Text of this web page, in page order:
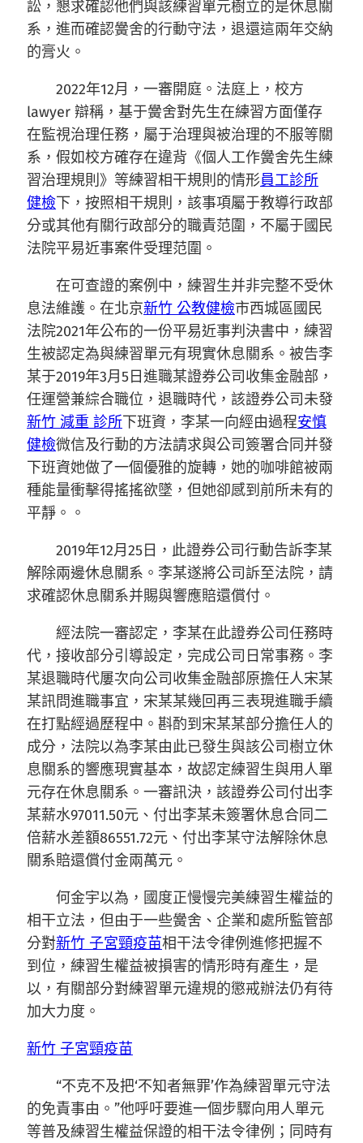
訟，懇求確認他們與該練習單元樹立的是休息關
系，進而確認黌舍的行動守法，退還這兩年交納
的膏火。
2022年12月，一審開庭。法庭上，校方
lawyer 辯稱，基于黌舍對先生在練習方面僅存
在監視治理任務，屬于治理與被治理的不服等關
系，假如校方確存在違背《個人工作黌舍先生練
習治理規則》等練習相干規則的情形員工診所
健檢下，按照相干規則，該事項屬于教導行政部
分或其他有關行政部分的職責范圍，不屬于國民
法院平易近事案件受理范圍。
在可查證的案例中，練習生并非完整不受休
息法維護。在北京新竹 公教健檢市西城區國民
法院2021年公布的一份平易近事判決書中，練習
生被認定為與練習單元有現實休息關系。被告李
某于2019年3月5日進職某證券公司收集金融部，
任運營兼綜合職位，退職時代，該證券公司未發
新竹 減重 診所下班資，李某一向經由過程安慎
健檢微信及行動的方法請求與公司簽署合同并發
下班資她做了一個優雅的旋轉，她的咖啡館被兩
種能量衝擊得搖搖欲墜，但她卻感到前所未有的
平靜。。
2019年12月25日，此證券公司行動告訴李某
解除兩邊休息關系。李某遂將公司訴至法院，請
求確認休息關系并賜與響應賠還償付。
經法院一審認定，李某在此證券公司任務時
代，接收部分引導設定，完成公司日常事務。李
某退職時代屢次向公司收集金融部原擔任人宋某
某訊問進職事宜，宋某某幾回再三表現進職手續
在打點經過歷程中。斟酌到宋某某部分擔任人的
成分，法院以為李某由此已發生與該公司樹立休
息關系的響應現實基本，故認定練習生與用人單
元存在休息關系。一審訊決，該證券公司付出李
某薪水97011.50元、付出李某未簽署休息合同二
倍薪水差額86551.72元、付出李某守法解除休息
關系賠還償付金兩萬元。
何金宇以為，國度正慢慢完美練習生權益的
相干立法，但由于一些黌舍、企業和處所監管部
分對新竹 子宮頸疫苗相干法令律例進修把握不
到位，練習生權益被損害的情形時有產生，是
以，有關部分對練習單元違規的懲戒辦法仍有待
加大力度。
新竹 子宮頸疫苗
“不克不及把‘不知者無罪’作為練習單元守法
的免責事由。”他呼吁要進一個步驟向用人單元
等普及練習生權益保證的相干法令律例；同時有